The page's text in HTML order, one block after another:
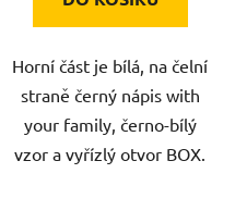
Horní část je bílá, na čelní
straně černý nápis with
your family, černo-bílý
vzor a vyřízlý otvor BOX.